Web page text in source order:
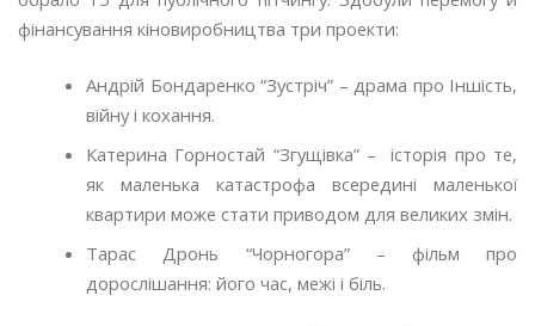
фінансування кіновиробництва три проекти:
Андрій Бондаренко “Зустріч” – драма про Іншість,
війну і кохання.
Катерина Горностай “Згущівка” – історія про те,
як маленька катастрофа всередині маленької
квартири може стати приводом для великих змін.
Тарас Дронь “Чорногора” – фільм про
дорослішання: його час, межі і біль.